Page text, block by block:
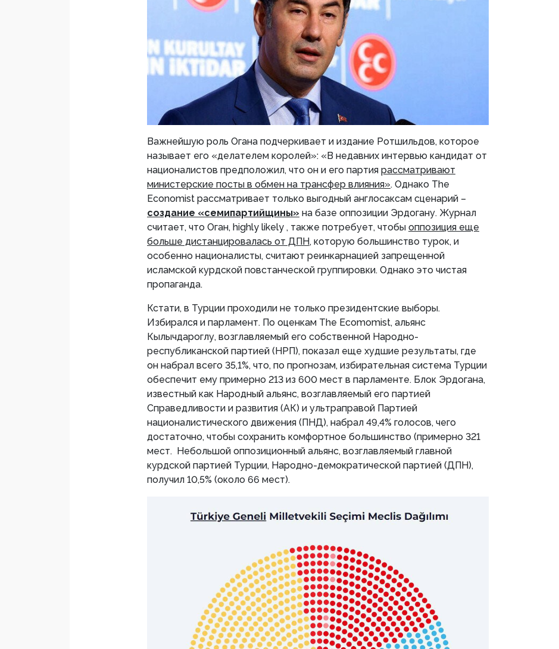
Важнейшую роль Огана подчеркивает и издание Ротшильдов, которое
называет его «делателем королей»: «В недавних интервью кандидат от
националистов предположил, что он и его партия рассматривают
министерские посты в обмен на трансфер влияния». Однако The
Economist рассматривает только выгодный англосаксам сценарий –
создание «семипартийщины» на базе оппозиции Эрдогану. Журнал
считает, что Оган, highly likely , также потребует, чтобы оппозиция еще
больше дистанцировалась от ДПН, которую большинство турок, и
особенно националисты, считают реинкарнацией запрещенной
исламской курдской повстанческой группировки. Однако это чистая
пропаганда.
Кстати, в Турции проходили не только президентские выборы.
Избирался и парламент. По оценкам The Ecomomist, альянс
Кылычдароглу, возглавляемый его собственной Народно-
республиканской партией (НРП), показал еще худшие результаты, где
он набрал всего 35,1%, что, по прогнозам, избирательная система Турции
обеспечит ему примерно 213 из 600 мест в парламенте. Блок Эрдогана,
известный как Народный альянс, возглавляемый его партией
Справедливости и развития (АК) и ультраправой Партией
националистического движения (ПНД), набрал 49,4% голосов, чего
достаточно, чтобы сохранить комфортное большинство (примерно 321
мест. Небольшой оппозиционный альянс, возглавляемый главной
курдской партией Турции, Народно-демократической партией (ДПН),
получил 10,5% (около 66 мест).